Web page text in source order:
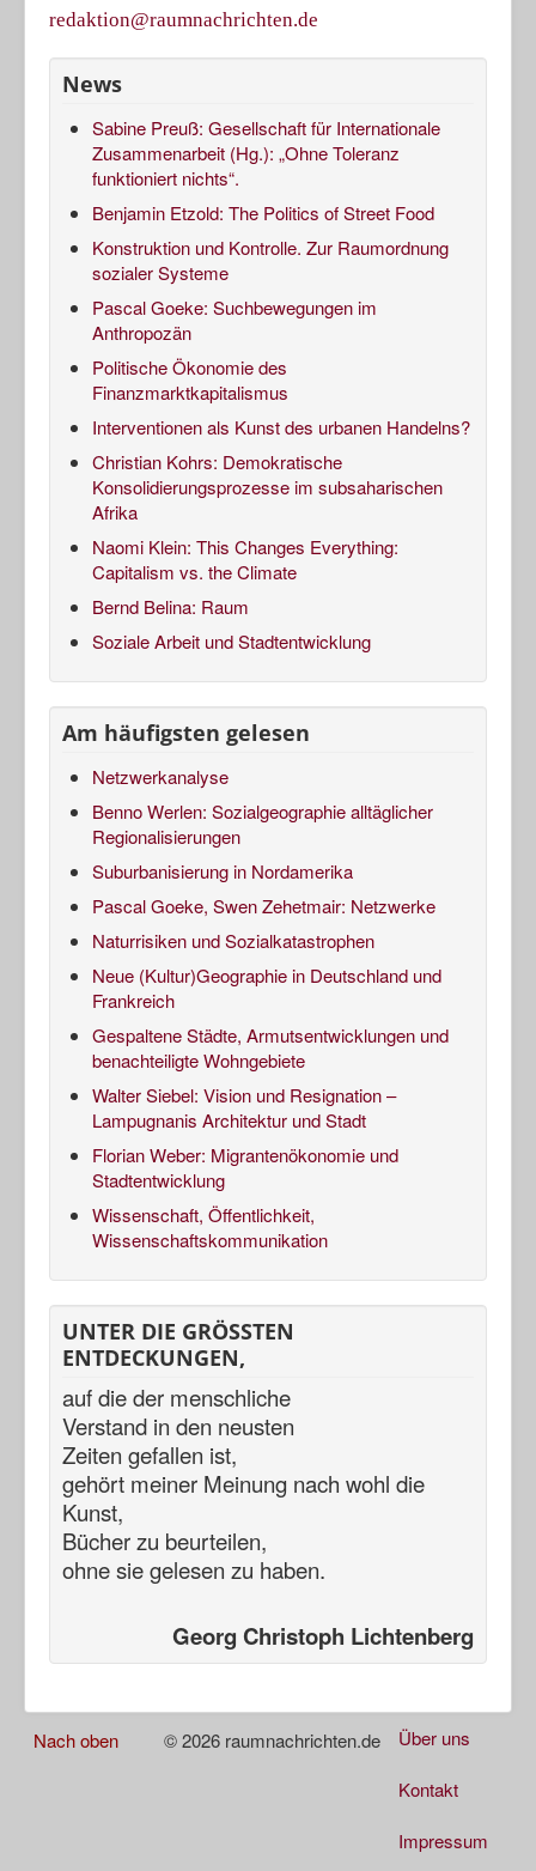
redaktion@raumnachrichten.de
News
Sabine Preuß: Gesellschaft für Internationale
Zusammenarbeit (Hg.): „Ohne Toleranz
funktioniert nichts“.
Benjamin Etzold: The Politics of Street Food
Konstruktion und Kontrolle. Zur Raumordnung
sozialer Systeme
Pascal Goeke: Suchbewegungen im
Anthropozän
Politische Ökonomie des
Finanzmarktkapitalismus
Interventionen als Kunst des urbanen Handelns?
Christian Kohrs: Demokratische
Konsolidierungsprozesse im subsaharischen
Afrika
Naomi Klein: This Changes Everything:
Capitalism vs. the Climate
Bernd Belina: Raum
Soziale Arbeit und Stadtentwicklung
Am häufigsten gelesen
Netzwerkanalyse
Benno Werlen: Sozialgeographie alltäglicher
Regionalisierungen
Suburbanisierung in Nordamerika
Pascal Goeke, Swen Zehetmair: Netzwerke
Naturrisiken und Sozialkatastrophen
Neue (Kultur)Geographie in Deutschland und
Frankreich
Gespaltene Städte, Armutsentwicklungen und
benachteiligte Wohngebiete
Walter Siebel: Vision und Resignation –
Lampugnanis Architektur und Stadt
Florian Weber: Migrantenökonomie und
Stadtentwicklung
Wissenschaft, Öffentlichkeit,
Wissenschaftskommunikation
UNTER DIE GRÖSSTEN
ENTDECKUNGEN,
auf die der menschliche
Verstand in den neusten
Zeiten gefallen ist,
gehört meiner Meinung nach wohl die
Kunst,
Bücher zu beurteilen,
ohne sie gelesen zu haben.
Georg Christoph Lichtenberg
Über uns
Kontakt
Impressum
Nach oben © 2026 raumnachrichten.de